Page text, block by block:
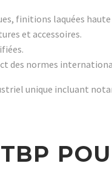
finitions laquées
et accessoires.
des normes
unique incluant